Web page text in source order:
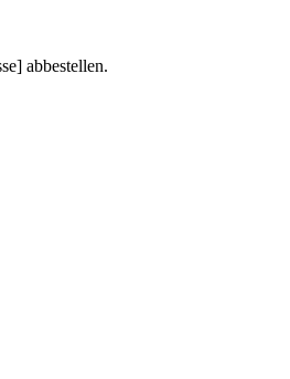
abbestellen.